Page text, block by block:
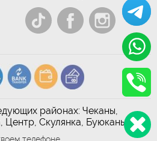
районах: Чеканы,
Центр, Скулянка, Буюканы